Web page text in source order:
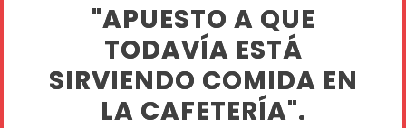
"APUESTO A QUE
TODAVÍA ESTÁ
SIRVIENDO COMIDA EN
LA CAFETERÍA".